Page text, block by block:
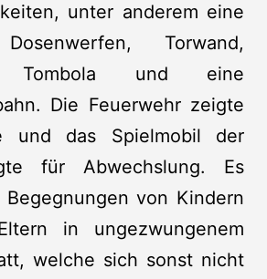
unter anderem eine
Torwand,
Tombola und eine
Die Feuerwehr zeigte
und das Spielmobil der
für Abwechslung. Es
von Kindern
in ungezwungenem
welche sich sonst nicht